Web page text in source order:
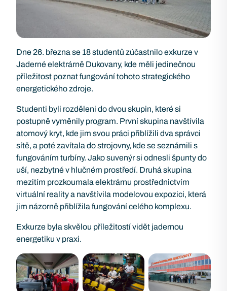
Dne 26. března se 18 studentů zúčastnilo exkurze v
Jaderné elektrárně Dukovany, kde měli jedinečnou
příležitost poznat fungování tohoto strategického
energetického zdroje.
Studenti byli rozděleni do dvou skupin, které si
postupně vyměnily program. První skupina navštívila
atomový kryt, kde jim svou práci přiblížili dva správci
sítě, a poté zavítala do strojovny, kde se seznámili s
fungováním turbíny. Jako suvenýr si odnesli špunty do
uší, nezbytné v hlučném prostředí. Druhá skupina
mezitím prozkoumala elektrárnu prostřednictvím
virtuální reality a navštívila modelovou expozici, která
jim názorně přiblížila fungování celého komplexu.
Exkurze byla skvělou příležitostí vidět jadernou
energetiku v praxi.